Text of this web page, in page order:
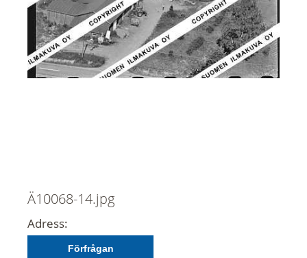
Ä10068-14.jpg
Adress:
Förfrågan